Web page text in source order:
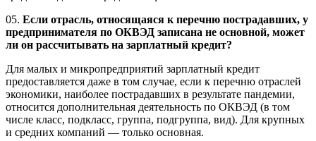
05. Если отрасль, относящаяся к перечню пострадавших, у
предпринимателя по ОКВЭД записана не основной, может
ли он рассчитывать на зарплатный кредит?
Для малых и микропредприятий зарплатный кредит
предоставляется даже в том случае, если к перечню отраслей
экономики, наиболее пострадавших в результате пандемии,
относится дополнительная деятельность по ОКВЭД (в том
числе класс, подкласс, группа, подгруппа, вид). Для крупных
и средних компаний — только основная.